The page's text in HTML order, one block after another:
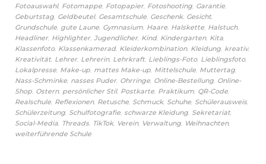
Fotoauswahl, Fotomappe Fotopapier, Fotoshooting Garantie
Geburtstag Geldbeutel, Gesamtschule Geschenk, Gesicht
Grundschule gute Laune Gymnasium Haare Halskette Halstuch,
Headliner, Highlighter, Jugendlicher, Kind, Kindergarten, Kita
Klassenfoto, Klassenkamerad, Kleiderkombination, Kleidung kreativ,
Kreativität Lehrer, Lehrerin, Lehrkraft Lieblings-Foto, Lieblingsfoto,
Lokalpresse Make-up mattes Make-up Mittelschule Muttertag
Nass-Schminke nasses Puder, Ohrringe Online-Bestellung Online-
Shop Ostern, persönlicher Stil, Postkarte Praktikum QR-Code
Realschule Reflexionen, Retusche Schmuck, Schuhe Schülerausweis
Schülerzeitung Schulfotografie schwarze Kleidung Sekretariat
Social-Media Threads TikTok, Verein, Verwaltung Weihnachten,
weiterführende Schule